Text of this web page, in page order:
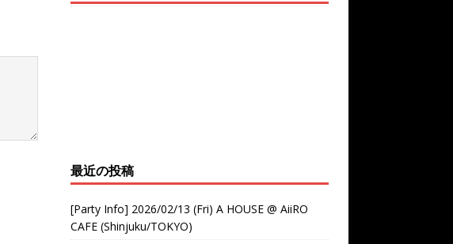
最近の投稿
[Party Info] 2026/02/13 (Fri) A HOUSE @ AiiRO
CAFE (Shinjuku/TOKYO)